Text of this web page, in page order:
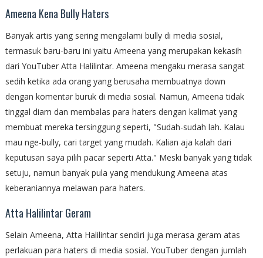
Ameena Kena Bully Haters
Banyak artis yang sering mengalami bully di media sosial,
termasuk baru-baru ini yaitu Ameena yang merupakan kekasih
dari YouTuber Atta Halilintar. Ameena mengaku merasa sangat
sedih ketika ada orang yang berusaha membuatnya down
dengan komentar buruk di media sosial. Namun, Ameena tidak
tinggal diam dan membalas para haters dengan kalimat yang
membuat mereka tersinggung seperti, "Sudah-sudah lah. Kalau
mau nge-bully, cari target yang mudah. Kalian aja kalah dari
keputusan saya pilih pacar seperti Atta." Meski banyak yang tidak
setuju, namun banyak pula yang mendukung Ameena atas
keberaniannya melawan para haters.
Atta Halilintar Geram
Selain Ameena, Atta Halilintar sendiri juga merasa geram atas
perlakuan para haters di media sosial. YouTuber dengan jumlah